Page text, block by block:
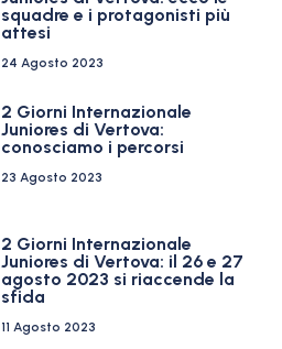
squadre e i protagonisti più
attesi
24 Agosto 2023
2 Giorni Internazionale
Juniores di Vertova:
conosciamo i percorsi
23 Agosto 2023
2 Giorni Internazionale
Juniores di Vertova: il 26 e 27
agosto 2023 si riaccende la
sfida
11 Agosto 2023